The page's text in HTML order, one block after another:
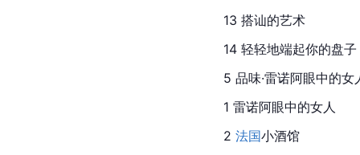
13 搭讪的艺术
14 轻轻地端起你的盘子
5 品味·雷诺阿眼中的女
1 雷诺阿眼中的女人
2 法国小酒馆